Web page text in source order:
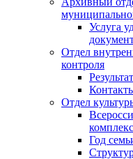
Услуга
Отдел
контроля
Отдел
Год